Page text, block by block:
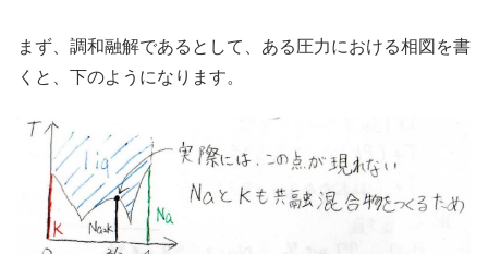
まず、調和融解であるとして、ある圧力における相図を書
くと、下のようになります。